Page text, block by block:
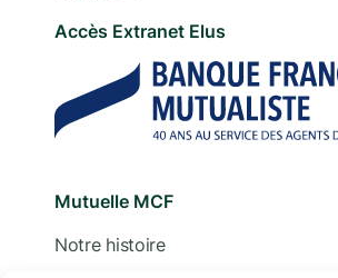
Accès Extranet Elus
Mutuelle MCF
Notre histoire